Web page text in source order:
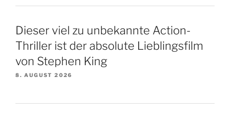
Dieser viel zu unbekannte Action-
Thriller ist der absolute Lieblingsfilm
von Stephen King
8. AUGUST 2026